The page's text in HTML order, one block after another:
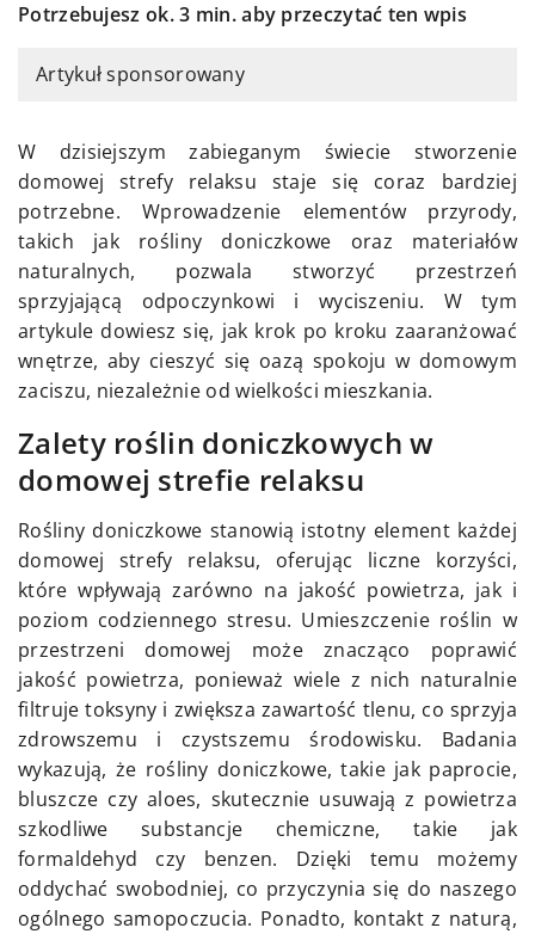
Potrzebujesz ok. 3 min. aby przeczytać ten wpis
Artykuł sponsorowany
W dzisiejszym zabieganym świecie stworzenie
domowej strefy relaksu staje się coraz bardziej
potrzebne. Wprowadzenie elementów przyrody,
takich jak rośliny doniczkowe oraz materiałów
naturalnych, pozwala stworzyć przestrzeń
sprzyjającą odpoczynkowi i wyciszeniu. W tym
artykule dowiesz się, jak krok po kroku zaaranżować
wnętrze, aby cieszyć się oazą spokoju w domowym
zaciszu, niezależnie od wielkości mieszkania.
Zalety roślin doniczkowych w
domowej strefie relaksu
Rośliny doniczkowe stanowią istotny element każdej
domowej strefy relaksu, oferując liczne korzyści,
które wpływają zarówno na jakość powietrza, jak i
poziom codziennego stresu. Umieszczenie roślin w
przestrzeni domowej może znacząco poprawić
jakość powietrza, ponieważ wiele z nich naturalnie
filtruje toksyny i zwiększa zawartość tlenu, co sprzyja
zdrowszemu i czystszemu środowisku. Badania
wykazują, że rośliny doniczkowe, takie jak paprocie,
bluszcze czy aloes, skutecznie usuwają z powietrza
szkodliwe substancje chemiczne, takie jak
formaldehyd czy benzen. Dzięki temu możemy
oddychać swobodniej, co przyczynia się do naszego
ogólnego samopoczucia. Ponadto, kontakt z naturą,